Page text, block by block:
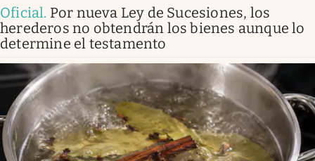
Oficial. Por nueva Ley de Sucesiones, los
herederos no obtendrán los bienes aunque lo
determine el testamento